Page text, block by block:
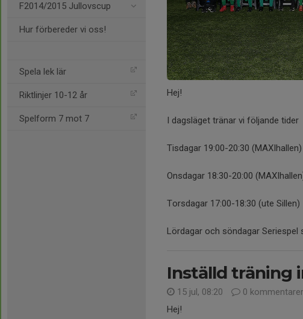
F2014/2015 Jullovscup
Hur förbereder vi oss!
Spela lek lär
Riktlinjer 10-12 år
Spelform 7 mot 7
Hej!
I dagsläget tränar vi följande tider
Tisdagar 19:00-20:30 (MAXIhallen)
Onsdagar 18:30-20:00
Torsdagar 17:00-18:30 (ute Sillen)
Lördagar och söndagar Seriespel
Inställd träning
15 jul, 08:20
0 kommentarer
Hej!